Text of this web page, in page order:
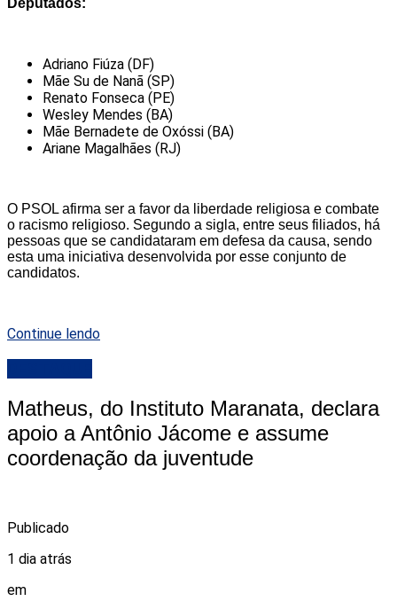
Deputados:
Adriano Fiúza (DF)
Mãe Su de Nanã (SP)
Renato Fonseca (PE)
Wesley Mendes (BA)
Mãe Bernadete de Oxóssi (BA)
Ariane Magalhães (RJ)
O PSOL afirma ser a favor da liberdade religiosa e combate
o racismo religioso. Segundo a sigla, entre seus filiados, há
pessoas que se candidataram em defesa da causa, sendo
esta uma iniciativa desenvolvida por esse conjunto de
candidatos.
Continue lendo
Matheus, do Instituto Maranata, declara
apoio a Antônio Jácome e assume
coordenação da juventude
Publicado
1 dia atrás
em